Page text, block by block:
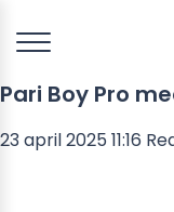
Pari Boy Pro
23 april 2025 11:16